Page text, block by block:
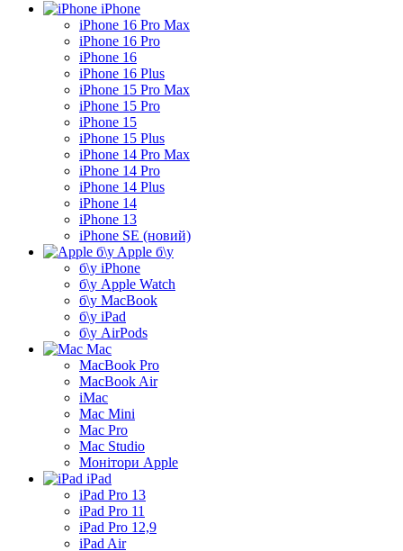
iPhone
iPhone 16 Pro Max
iPhone 16 Pro
iPhone 16
iPhone 16 Plus
iPhone 15 Pro Max
iPhone 15 Pro
iPhone 15
iPhone 15 Plus
iPhone 14 Pro Max
iPhone 14 Pro
iPhone 14 Plus
iPhone 14
iPhone 13
iPhone SE (новий)
Apple б\у
б\у iPhone
б\у Apple Watch
б\у MacBook
б\у iPad
б\у AirPods
Mac
MacBook Pro
MacBook Air
iMac
Mac Mini
Mac Pro
Mac Studio
Монітори Apple
iPad
iPad Pro 13
iPad Pro 11
iPad Pro 12,9
iPad Air